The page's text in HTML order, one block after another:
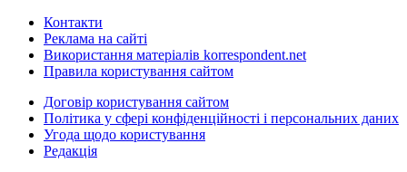
Контакти
Реклама на сайті
Використання матеріалів korrespondent.net
Правила користування сайтом
Договір користування сайтом
Політика у сфері конфіденційності і персональних даних
Угода щодо користування
Редакція